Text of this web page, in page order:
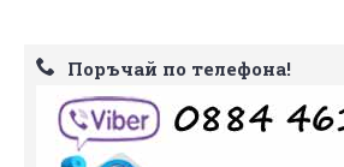
Поръчай по телефона!